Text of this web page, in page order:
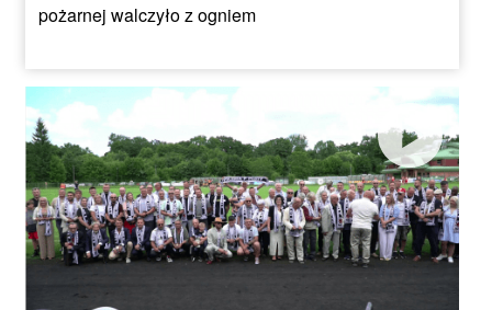
pożarnej walczyło z ogniem